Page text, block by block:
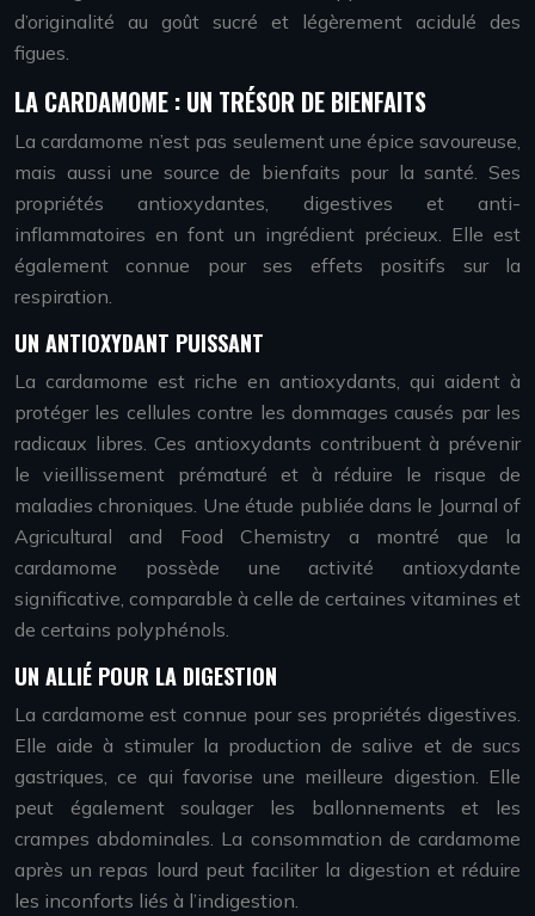
d’originalité au goût sucré et légèrement acidulé des
figues.
LA CARDAMOME : UN TRÉSOR DE BIENFAITS
La cardamome n’est pas seulement une épice savoureuse,
mais aussi une source de bienfaits pour la santé. Ses
propriétés antioxydantes, digestives et anti-
inflammatoires en font un ingrédient précieux. Elle est
également connue pour ses effets positifs sur la
respiration.
UN ANTIOXYDANT PUISSANT
La cardamome est riche en antioxydants, qui aident à
protéger les cellules contre les dommages causés par les
radicaux libres. Ces antioxydants contribuent à prévenir
le vieillissement prématuré et à réduire le risque de
maladies chroniques. Une étude publiée dans le Journal of
Agricultural and Food Chemistry a montré que la
cardamome possède une activité antioxydante
significative, comparable à celle de certaines vitamines et
de certains polyphénols.
UN ALLIÉ POUR LA DIGESTION
La cardamome est connue pour ses propriétés digestives.
Elle aide à stimuler la production de salive et de sucs
gastriques, ce qui favorise une meilleure digestion. Elle
peut également soulager les ballonnements et les
crampes abdominales. La consommation de cardamome
après un repas lourd peut faciliter la digestion et réduire
les inconforts liés à l’indigestion.